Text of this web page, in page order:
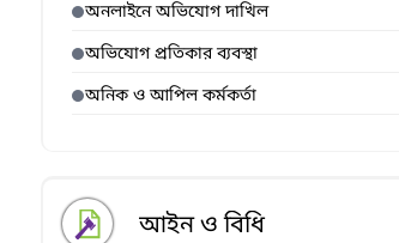
অনলাইনে অভিযোগ দাখিল
অভিযোগ প্রতিকার ব্যবস্থা
অনিক ও আপিল কর্মকর্তা
আইন ও বিধি